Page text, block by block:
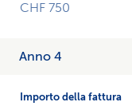
CHF 750
Anno 4